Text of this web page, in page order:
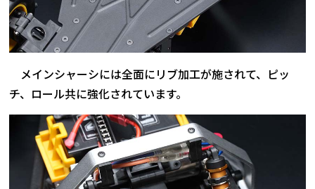
メインシャーシには全面にリブ加工が施されて、ピッ
チ、ロール共に強化されています。